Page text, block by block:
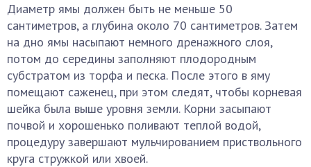
Диаметр ямы должен быть не меньше 50
сантиметров, а глубина около 70 сантиметров. Затем
на дно ямы насыпают немного дренажного слоя,
потом до середины заполняют плодородным
субстратом из торфа и песка. После этого в яму
помещают саженец, при этом следят, чтобы корневая
шейка была выше уровня земли. Корни засыпают
почвой и хорошенько поливают теплой водой,
процедуру завершают мульчированием приствольного
круга стружкой или хвоей.